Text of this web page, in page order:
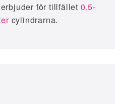
för tillfället 0,5-
cylindrarna.